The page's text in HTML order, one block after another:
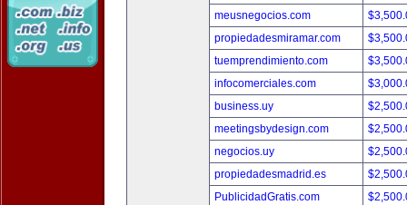
meusnegocios.com
propiedadesmiramar.com
tuemprendimiento.com
infocomerciales.com
business.uy
meetingsbydesign.com
negocios.uy
propiedadesmadrid.es
PublicidadGratis.com